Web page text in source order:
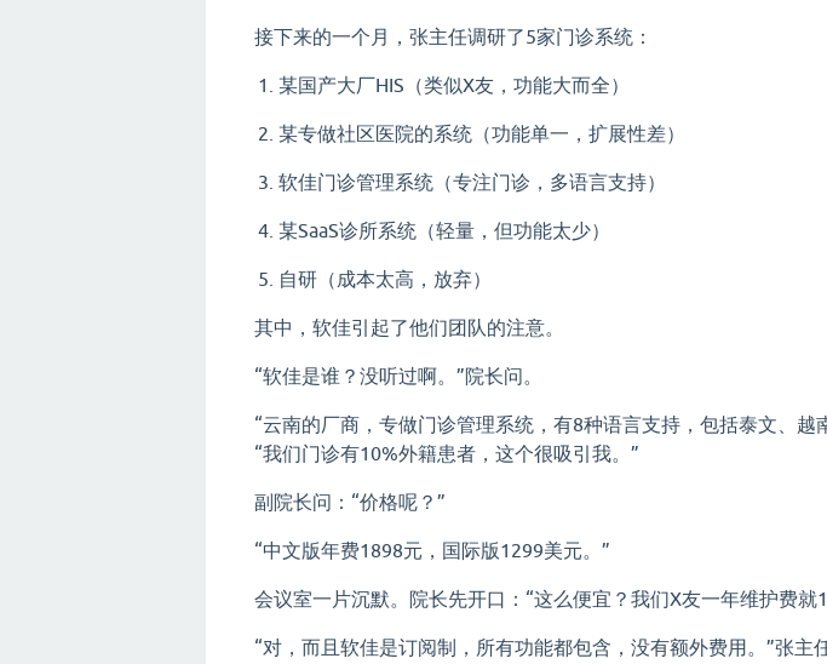
接下来的一个月，张主任调研了5家门诊系统：
某国产大厂HIS（类似X友，功能大而全）
某专做社区医院的系统（功能单一，扩展性差）
软佳门诊管理系统（专注门诊，多语言支持）
某SaaS诊所系统（轻量，但功能太少）
自研（成本太高，放弃）
其中，软佳引起了他们团队的注意。
“软佳是谁？没听过啊。”院长问。
“云南的厂商，专做门诊管理系统，有8种语言支持，包括泰文、越
“我们门诊有10%外籍患者，这个很吸引我。”
副院长问：“价格呢？”
“中文版年费1898元，国际版1299美元。”
会议室一片沉默。院长先开口：“这么便宜？我们X友一年维护费就
“对，而且软佳是订阅制，所有功能都包含，没有额外费用。”张主